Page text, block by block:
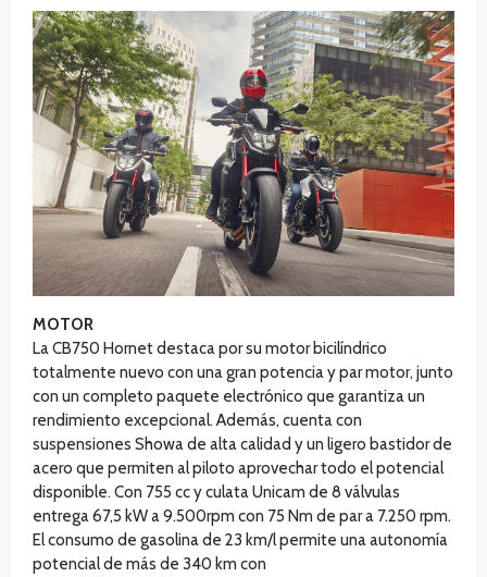
MOTOR
La CB750 Hornet destaca por su motor bicilíndrico
totalmente nuevo con una gran potencia y par motor, junto
con un completo paquete electrónico que garantiza un
rendimiento excepcional. Además, cuenta con
suspensiones Showa de alta calidad y un ligero bastidor de
acero que permiten al piloto aprovechar todo el potencial
disponible. Con 755 cc y culata Unicam de 8 válvulas
entrega 67,5 kW a 9.500rpm con 75 Nm de par a 7.250 rpm.
El consumo de gasolina de 23 km/l permite una autonomía
potencial de más de 340 km con